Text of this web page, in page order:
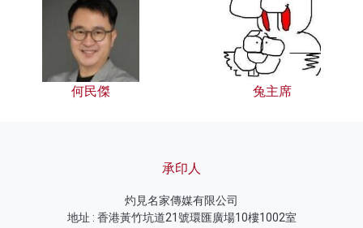
何民傑 兔主席
承印人
灼見名家傳媒有限公司
地址 : 香港黃竹坑道21號環匯廣場10樓1002室